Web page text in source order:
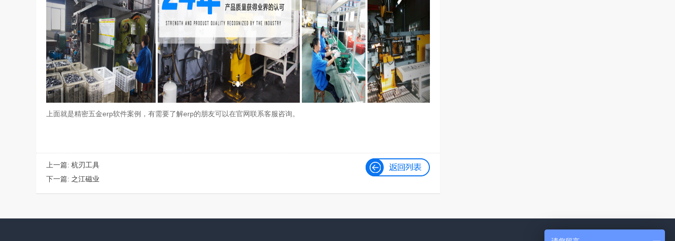
上面就是精密五金erp软件案例，有需要了解erp的朋友可以在官网联系客服咨询。
上一篇: 杭刃工具
下一篇: 之江磁业